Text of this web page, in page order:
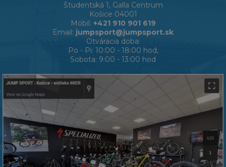
Študentská 1, Galla Centrum
Košice 04001
Mobil: +421 910 901 619
Email: jumpsport@jumpsport.sk
Otváracia doba:
Po - Pi: 10:00 - 18:00 hod,
Sobota: 9:00 - 13:00 hod